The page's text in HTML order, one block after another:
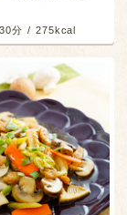
分 275kcal